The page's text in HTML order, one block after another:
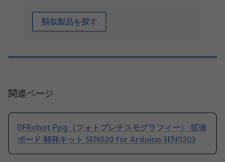
類似製品を探す
関連ページ
DFRobot Ppg（フォトプレチスモグラフィー） 拡張
ボード 開発キット SEN020 for Arduino SEN0203